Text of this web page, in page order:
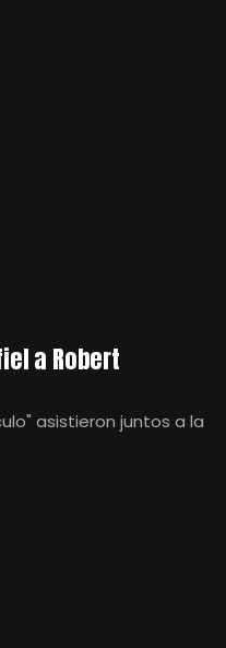
a Robert
asistieron juntos a la